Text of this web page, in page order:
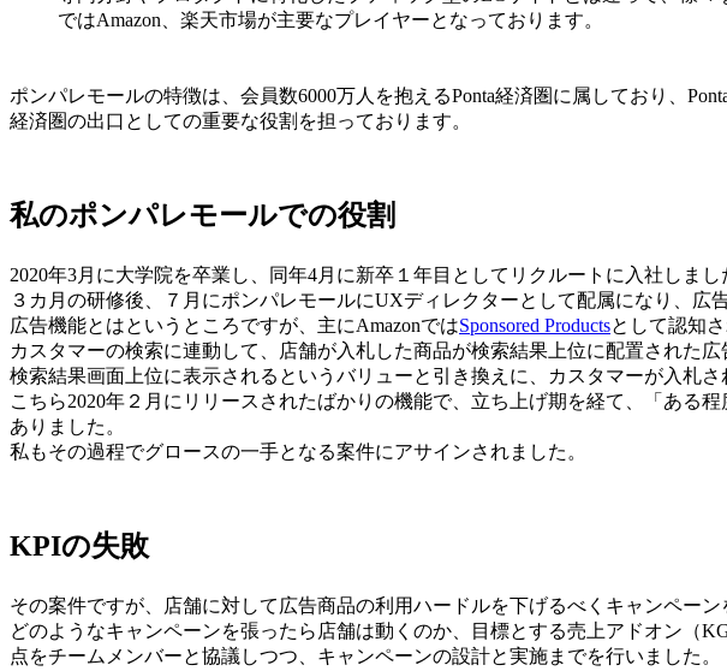
ではAmazon、楽天市場が主要なプレイヤーとなっております。
ポンパレモールの特徴は、会員数6000万人を抱えるPonta経済圏に属しており、
経済圏の出口としての重要な役割を担っております。
私のポンパレモールでの役割
2020年3月に大学院を卒業し、同年4月に新卒１年目としてリクルートに入社しまし
３カ月の研修後、７月にポンパレモールにUXディレクターとして配属になり、広
広告機能とはというところですが、主にAmazonではSponsored Productsとして認知
カスタマーの検索に連動して、店舗が入札した商品が検索結果上位に配置された
検索結果画面上位に表示されるというバリューと引き換えに、カスタマーが入札
こちら2020年２月にリリースされたばかりの機能で、立ち上げ期を経て、「ある
ありました。
私もその過程でグロースの一手となる案件にアサインされました。
KPIの失敗
その案件ですが、店舗に対して広告商品の利用ハードルを下げるべくキャンペー
どのようなキャンペーンを張ったら店舗は動くのか、目標とする売上アドオン（
点をチームメンバーと協議しつつ、キャンペーンの設計と実施までを行いました。